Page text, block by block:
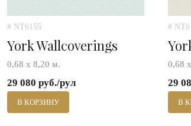
# NT6155
York Wallcoverings
0,68 х 8,20 м.
29 080 руб./рул
В КОРЗИНУ
#
0,68
29
В